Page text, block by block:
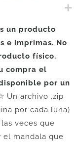
un producto
e imprimas. No
físico.
compra el
por un
Un archivo .zip
por cada luna)
veces que
el mandala que